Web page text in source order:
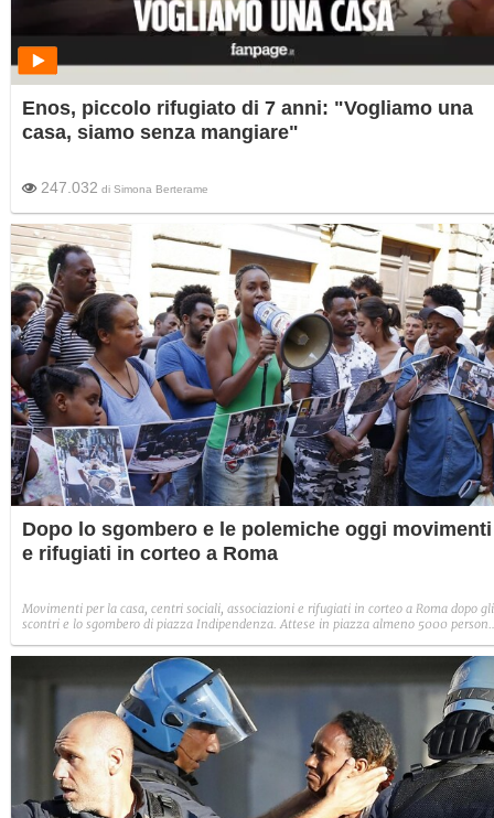
Enos, piccolo rifugiato di 7 anni: "Vogliamo una
casa, siamo senza mangiare"
247.032 di Simona Berterame
Dopo lo sgombero e le polemiche oggi movimenti
e rifugiati in corteo a Roma
Movimenti per la casa, centri sociali, associazioni e rifugiati in corteo a Roma dopo gli
scontri e lo sgombero di piazza Indipendenza. Attese in piazza almeno 5000